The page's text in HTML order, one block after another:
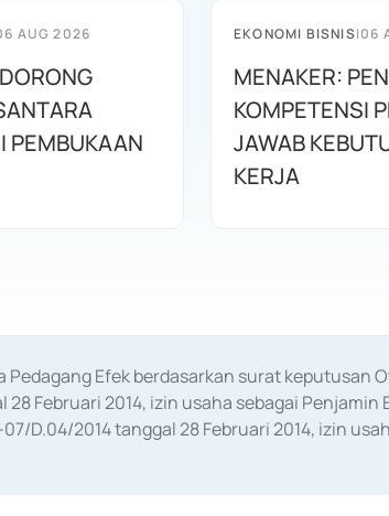
AUG 2026
PEMBUKAAN
EKONOMI BISNIS|06
MENAKER:
KOMPETENSI
JAWAB
KERJA
Efek berdasarkan surat keputusan
28 Februari 2014, izin usaha sebagai
D.04/2014 tanggal 28 Februari 2014, izin